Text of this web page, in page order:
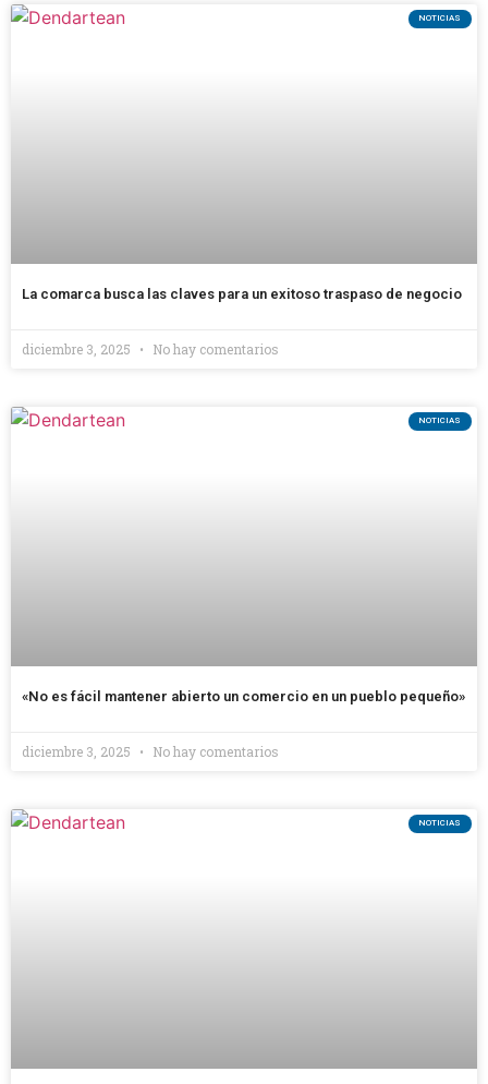
NOTICIAS
La comarca busca las claves para un exitoso traspaso de negocio
diciembre 3, 2025 No hay comentarios
NOTICIAS
«No es fácil mantener abierto un comercio en un pueblo pequeño»
diciembre 3, 2025 No hay comentarios
NOTICIAS